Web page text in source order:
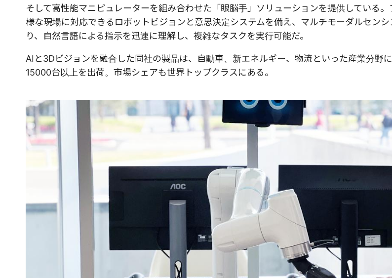
そして高性能マニピュレーターを組み合わせた「眼脳手」ソリューションを提供している
様な現場に対応できるロボットビジョンと意思決定システムを備え、マルチモーダルセン
り、自然言語による指示を迅速に理解し、複雑なタスクを実行可能だ。
AIと3Dビジョンを融合した同社の製品は、自動車、新エネルギー、物流といった産業分野
15000台以上を出荷。市場シェアも世界トップクラスにある。